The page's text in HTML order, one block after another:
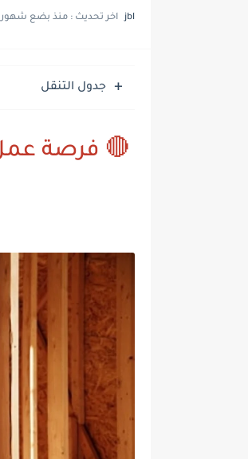
jbl اخر تحديث : منذ بضع شهور
جدول التنقل